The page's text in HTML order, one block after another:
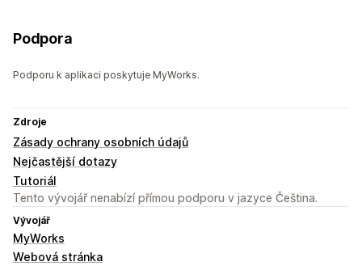
Podpora
Podporu k aplikaci poskytuje MyWorks.
Zdroje
Zásady ochrany osobních údajů
Nejčastější dotazy
Tutoriál
Tento vývojář nenabízí přímou podporu v jazyce Čeština.
Vývojář
MyWorks
Webová stránka